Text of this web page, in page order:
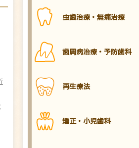
虫歯治療・無痛治療
歯周病治療・予防歯科
再生療法
矯正・小児歯科